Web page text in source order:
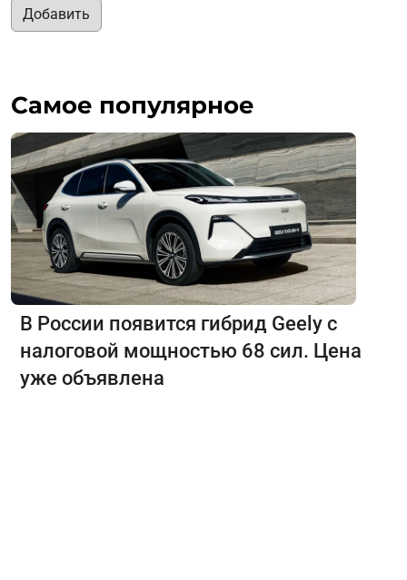
Добавить
Самое популярное
В России появится гибрид Geely с
налоговой мощностью 68 сил. Цена
уже объявлена